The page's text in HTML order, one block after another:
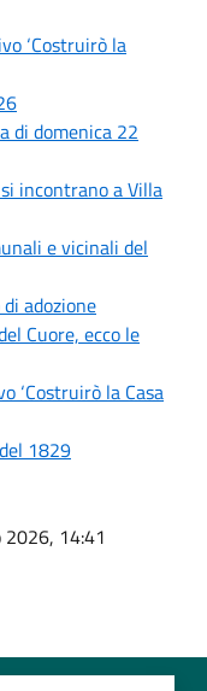
‘Costruirò la
di domenica 22
incontrano a Villa
e vicinali del
adozione
Cuore, ecco le
‘Costruirò la Casa
1829
2026, 14:41